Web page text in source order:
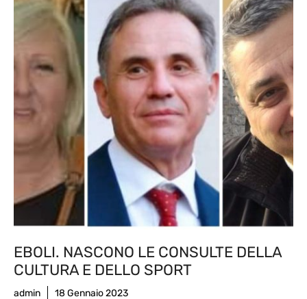
EBOLI. NASCONO LE CONSULTE DELLA
CULTURA E DELLO SPORT
admin 18 Gennaio 2023